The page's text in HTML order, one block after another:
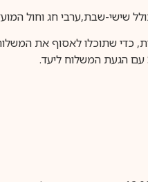
כדי שתוכלו לאסוף את
עם הגעת המשלוח ליעד.